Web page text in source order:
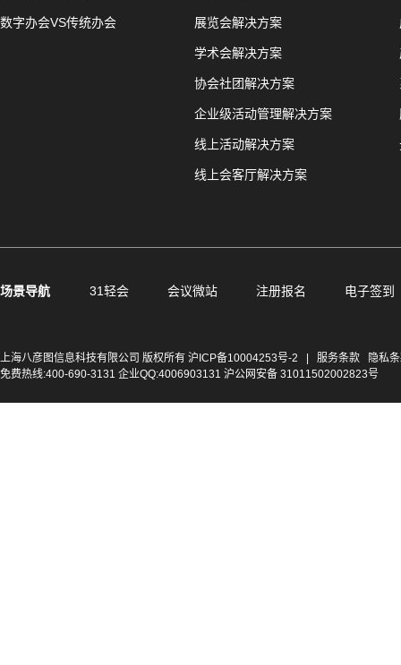
数字办会VS传统办会 展览会解决方案
学术会解决方案
协会社团解决方案
企业级活动管理解决方案
线上活动解决方案
线上会客厅解决方案
场景导航 31轻会 会议微站 注册报名 电子签到
上海八彦图信息科技有限公司 版权所有 沪ICP备10004253号-2 服务条款
隐私
免费热线:400-690-3131 企业QQ:4006903131 沪公网安备 31011502002823号